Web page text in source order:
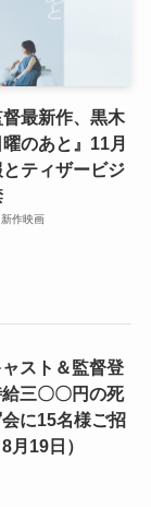
最新作、黒木
のあと』11月
ティザービジ
新作映画
ャスト＆監督登
三〇〇円の死
に15名様ご招
19日）